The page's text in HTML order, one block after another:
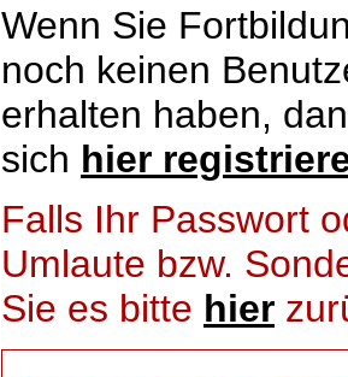
Wenn Sie
noch keinen
erhalten haben,
sich hier
Falls Ihr Passwort
Umlaute bzw.
Sie es bitte hier